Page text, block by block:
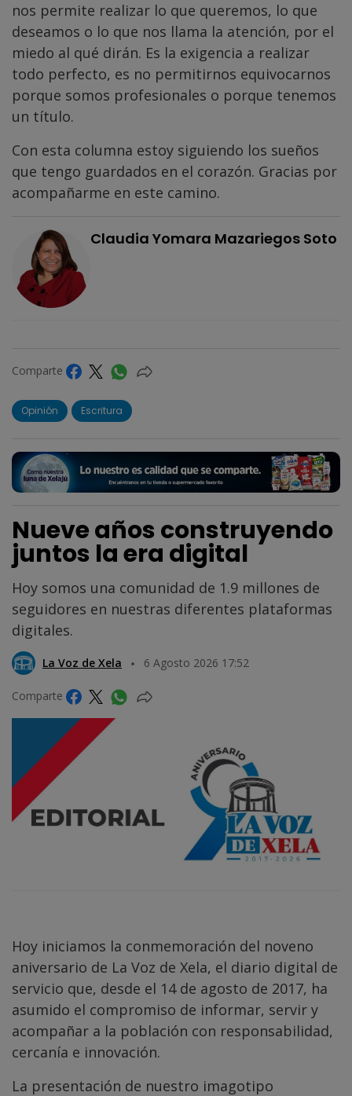
nos permite realizar lo que queremos, lo que
deseamos o lo que nos llama la atención, por el
miedo al qué dirán. Es la exigencia a realizar
todo perfecto, es no permitirnos equivocarnos
porque somos profesionales o porque tenemos
un título.
Con esta columna estoy siguiendo los sueños
que tengo guardados en el corazón. Gracias por
acompañarme en este camino.
Claudia Yomara Mazariegos Soto
Comparte
Opinión Escritura
Nueve años construyendo
juntos la era digital
Hoy somos una comunidad de 1.9 millones de
seguidores en nuestras diferentes plataformas
digitales.
La Voz de Xela 6 Agosto 2026 17:52
Comparte
Hoy iniciamos la conmemoración del noveno
aniversario de La Voz de Xela, el diario digital de
servicio que, desde el 14 de agosto de 2017, ha
asumido el compromiso de informar, servir y
acompañar a la población con responsabilidad,
cercanía e innovación.
La presentación de nuestro imagotipo